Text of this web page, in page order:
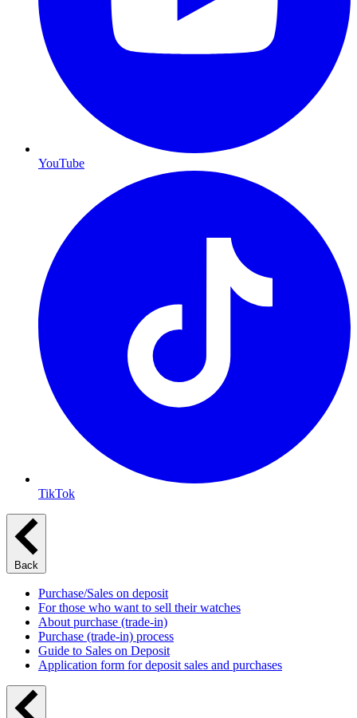
YouTube
TikTok
Back
Purchase/Sales on deposit
For those who want to sell their watches
About purchase (trade-in)
Purchase (trade-in) process
Guide to Sales on Deposit
Application form for deposit sales and purchases